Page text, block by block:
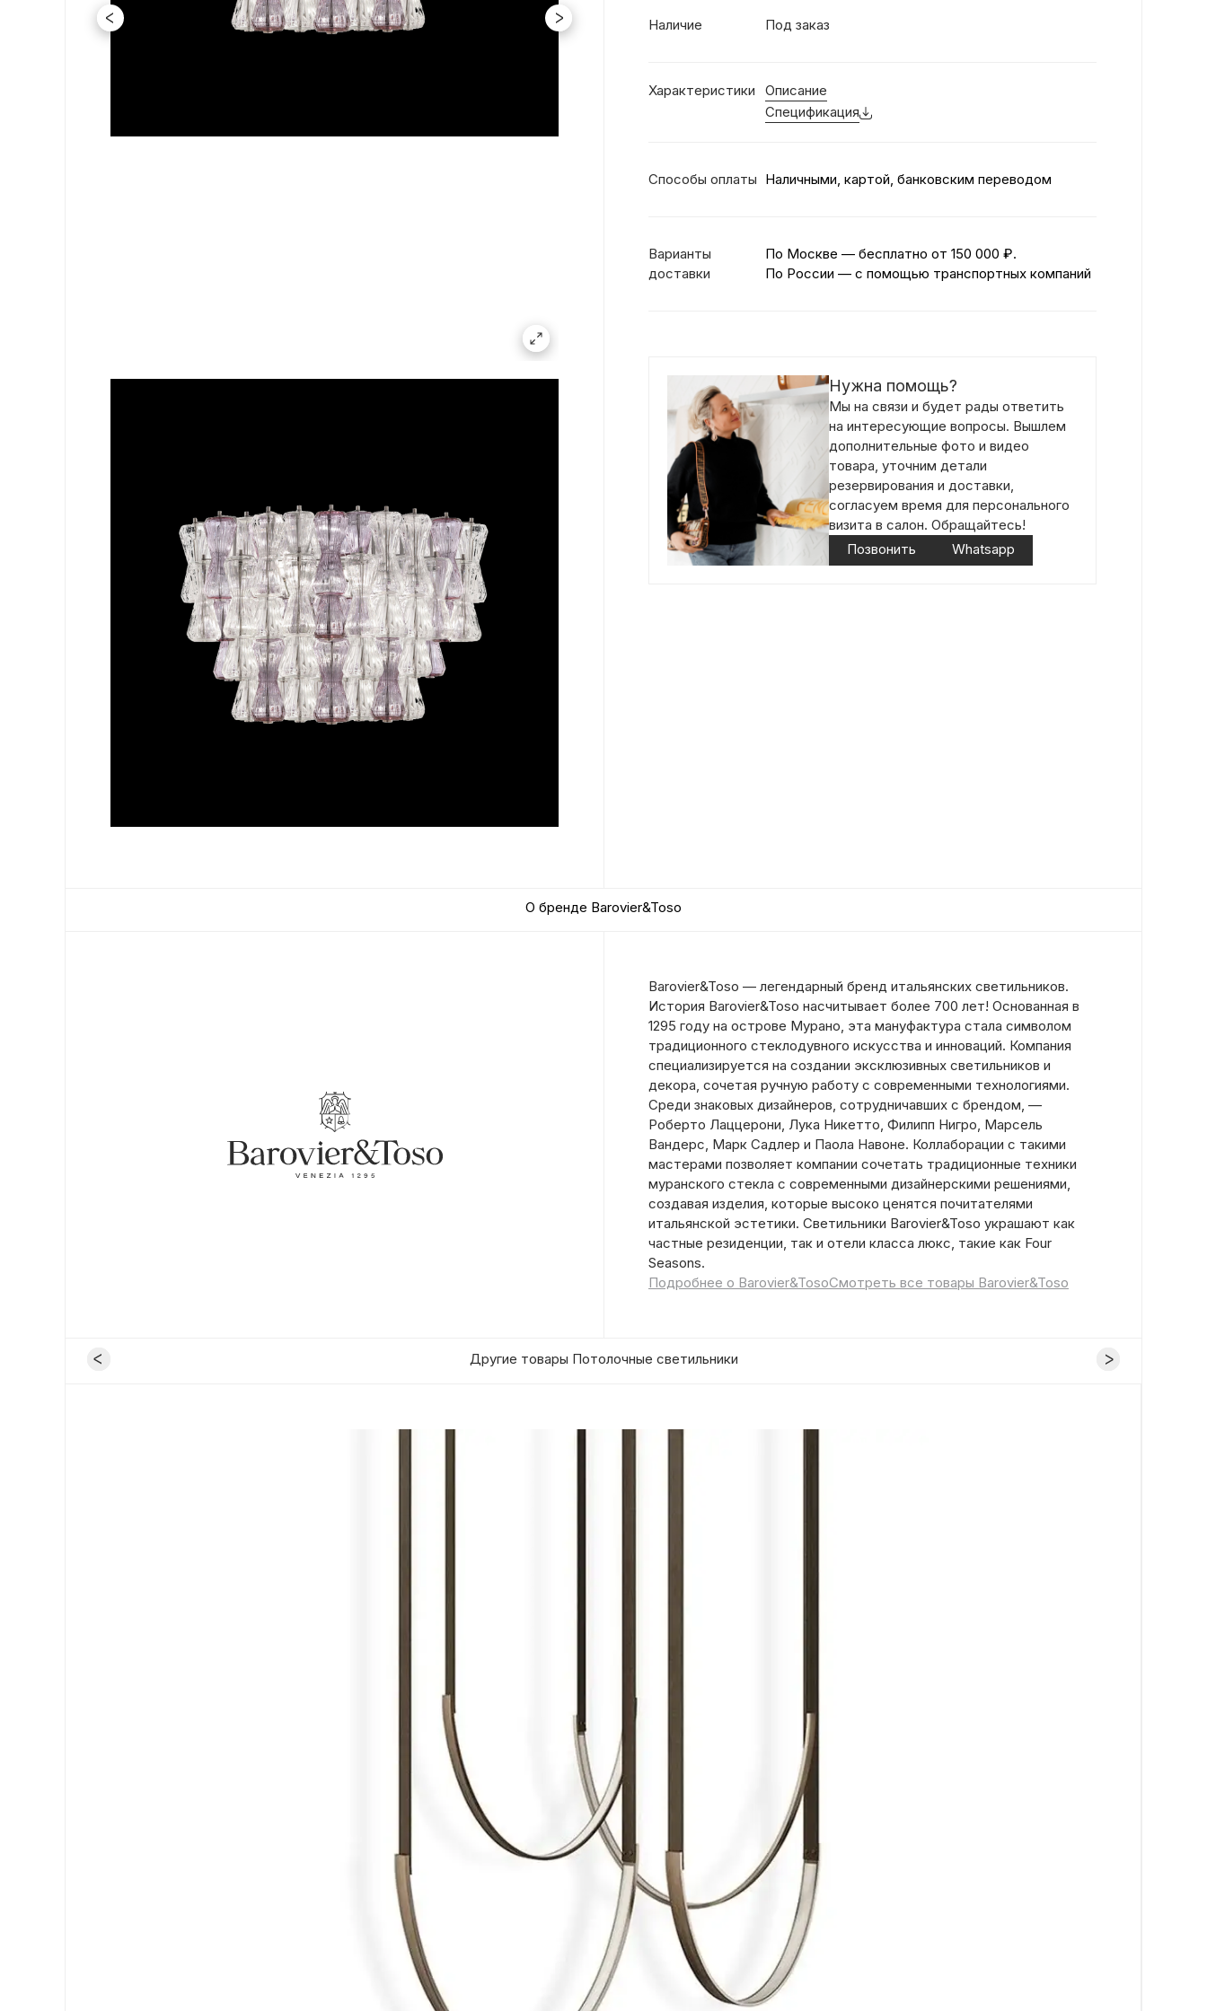
Наличие Под заказ
Характеристики
Описание
Спецификация
Способы оплаты Наличными, картой, банковским переводом
Варианты
доставки
По Москве — бесплатно от 150 000 ₽.
По России — с помощью транспортных компаний
Нужна помощь?
Мы на связи и будет рады ответить
на интересующие вопросы. Вышлем
дополнительные фото и видео
товара, уточним детали
резервирования и доставки,
согласуем время для персонального
визита в салон. Обращайтесь!
Позвонить
Whatsapp
О бренде Barovier&Toso
Barovier&Toso — легендарный бренд итальянских светильников.
История Barovier&Toso насчитывает более 700 лет! Основанная в
1295 году на острове Мурано, эта мануфактура стала символом
традиционного стеклодувного искусства и инноваций. Компания
специализируется на создании эксклюзивных светильников и
декора, сочетая ручную работу с современными технологиями.
Среди знаковых дизайнеров, сотрудничавших с брендом, —
Роберто Лаццерони, Лука Никетто, Филипп Нигро, Марсель
Вандерс, Марк Садлер и Паола Навоне. Коллаборации с такими
мастерами позволяет компании сочетать традиционные техники
муранского стекла с современными дизайнерскими решениями,
создавая изделия, которые высоко ценятся почитателями
итальянской эстетики. Светильники Barovier&Toso украшают как
частные резиденции, так и отели класса люкс, такие как Four
Seasons.
Подробнее о Barovier&TosoСмотреть все товары Barovier&Toso
Другие товары Потолочные светильники